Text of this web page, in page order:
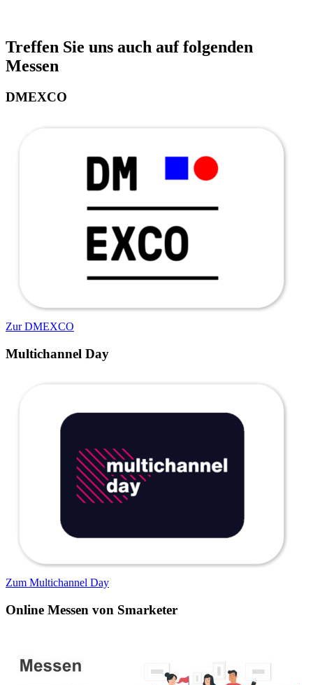
Treffen Sie uns auch auf folgenden
Messen
DMEXCO
Zur DMEXCO
Multichannel Day
Zum Multichannel Day
Online Messen von Smarketer